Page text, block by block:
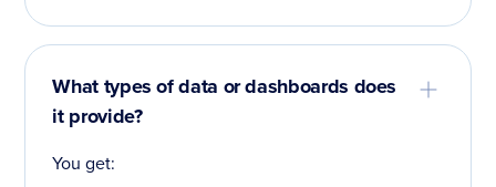
What types of data or dashboards does
it provide?
You get: